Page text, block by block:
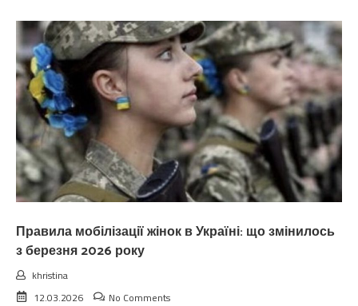
Правила мобілізації жінок в Україні: що змінилось
з березня 2026 року
khristina
12.03.2026
No Comments